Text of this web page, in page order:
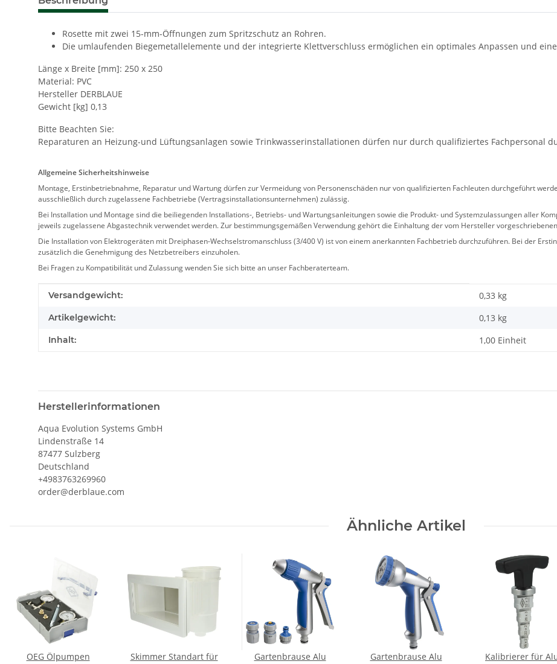
Rosette mit zwei 15-mm-Öffnungen zum Spritzschutz an Rohren.
Die umlaufenden Biegemetallelemente und der integrierte Klettverschluss ermöglichen ein optimales Anpassen und
Länge x Breite [mm]: 250 x 250
Material: PVC
Hersteller DERBLAUE
Gewicht [kg] 0,13
Bitte Beachten Sie:
Reparaturen an Heizung-und Lüftungsanlagen sowie Trinkwasserinstallationen dürfen nur durch qualifiziertes Fachpersonal
Allgemeine Sicherheitshinweise
Montage, Erstinbetriebnahme, Reparatur und Wartung dürfen zur Vermeidung von Personenschäden nur von qualifizierten Fachleuten durchgeführt
ausschließlich durch zugelassene Fachbetriebe (Vertragsinstallationsunternehmen) zulässig.
Bei Installation und Montage sind die beiliegenden Installations-, Betriebs- und Wartungsanleitungen sowie die Produkt- und Systemzulassungen aller
jeweils zugelassene Abgastechnik verwendet werden. Zur bestimmungsgemäßen Verwendung gehört die Einhaltung der vom Hersteller
Die Installation von Elektrogeräten mit Dreiphasen-Wechselstromanschluss (3/400 V) ist von einem anerkannten Fachbetrieb durchzuführen. Bei der
zusätzlich die Genehmigung des Netzbetreibers einzuholen.
Bei Fragen zu Kompatibilität und Zulassung wenden Sie sich bitte an unser Fachberaterteam.
Produkteigenschaft
Wert
Versandgewicht: 0,33 kg
Artikelgewicht: 0,13 kg
Inhalt: 1,00 Einheit
Herstellerinformationen
Aqua Evolution Systems GmbH
Lindenstraße 14
87477 Sulzberg
Deutschland
+4983763269960
order@derblaue.com
Ähnliche Artikel
OEG Ölpumpen
Skimmer Standart für
Gartenbrause Alu
Gartenbrause Alu
Kalibrierer für